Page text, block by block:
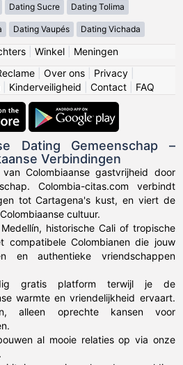
Dating Sucre Dating Tolima
Dating Vaupés Dating Vichada
| Winkel| Meningen
Over ons Privacy
Kinderveiligheid Contact FAQ
Dating Gemeenschap –
Verbindingen
Colombiaanse gastvrijheid door
Colombia-citas.com verbindt
tot Cartagena's kust, en viert de
cultuur.
historische Cali of tropische
compatibele Colombianen die jouw
en authentieke vriendschappen
gratis platform terwijl je de
warmte en vriendelijkheid ervaart.
alleen oprechte kansen voor
al mooie relaties op via onze